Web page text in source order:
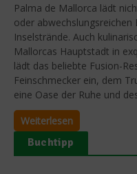
Palma de Mallorca lädt
oder
Inselstrände. Auch
Mallorcas Hauptstadt in
lädt das beliebte Fusion-
Feinschmecker ein, dem
eine Oase der Ruhe und
Weiterlesen
Buchtipp